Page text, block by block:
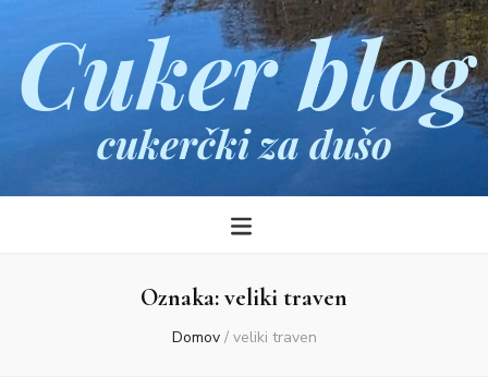
Cuker blog
cukerčki za dušo
Oznaka:veliki traven
Domov / veliki traven